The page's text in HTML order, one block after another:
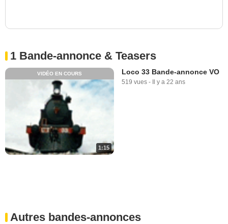
1 Bande-annonce & Teasers
1:15
VIDÉO EN COURS Loco 33 Bande-annonce VO
519 vues - Il y a 22 ans
Autres bandes-annonces